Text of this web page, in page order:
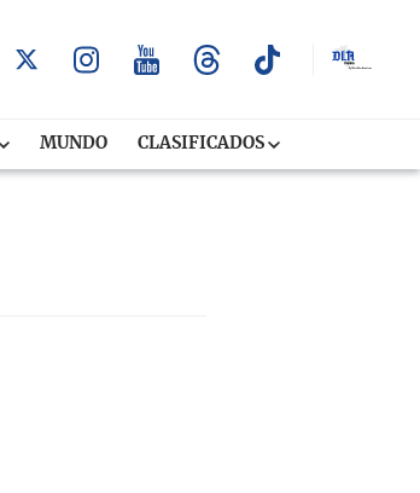
MUNDO CLASIFICADOS